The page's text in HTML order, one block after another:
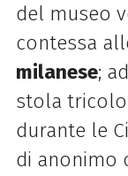
del museo
contessa
milanese;
stola
durante le
di anonimo